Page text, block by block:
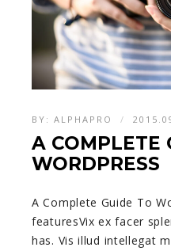
BY: ALPHAPRO
A COMPLETE
WORDPRESS
A Complete Guide To
featuresVix ex facer
has. Vis illud intellegat